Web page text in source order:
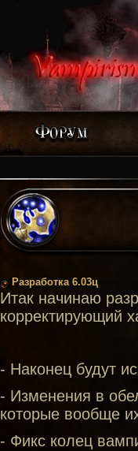
Разработка 6.03ц
Итак начинаю
корректирующий
- Наконец будут
- Изменения в
которые вообще
- Фикс колец